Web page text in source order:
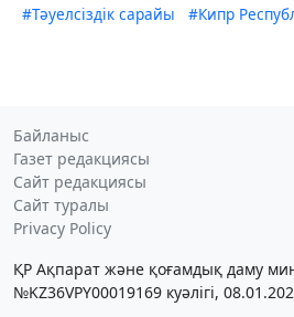
#Тәуелсіздік сарайы #Кипр
Байланыс
Газет редакциясы
Сайт редакциясы
Сайт туралы
Privacy Policy
ҚР Ақпарат және қоғамдық даму
№KZ36VPY00019169 куәлігі,